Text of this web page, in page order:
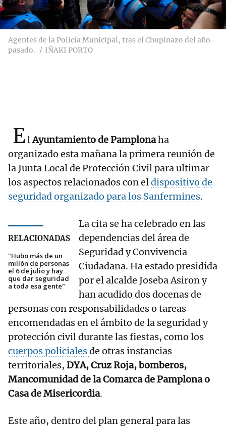
Agentes de la Policía Municipal, tras el Chupinazo del año
pasado.
IÑAKI PORTO
ElAyuntamiento de Pamplonaha
organizado esta mañana la primera reunión de
la Junta Local de Protección Civil para ultimar
los aspectos relacionados con eldispositivo de
seguridad organizado para los Sanfermines.
RELACIONADAS
"Hubo más de un
millón de personas
el 6 de julio y hay
que dar seguridad
a toda esa gente"
La cita se ha celebrado en las
dependencias del área de
Seguridad y Convivencia
Ciudadana. Ha estado presidida
por el alcalde Joseba Asiron y
han acudido dos docenas de
personas con responsabilidades o tareas
encomendadas en el ámbito de la seguridad y
protección civil durante las fiestas, como los
cuerpos policialesde otras instancias
territoriales, DYA, Cruz Roja, bomberos,
Mancomunidad de la Comarca de Pamplona o
Casa de Misericordia.
Este año, dentro del plan general para las